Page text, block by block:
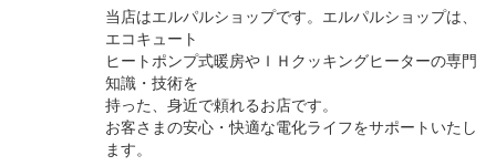
当店はエルパルショップです。エルパルショップは、
エコキュート
ヒートポンプ式暖房やＩＨクッキングヒーターの専門
知識・技術を
持った、身近で頼れるお店です。
お客さまの安心・快適な電化ライフをサポートいたし
ます。